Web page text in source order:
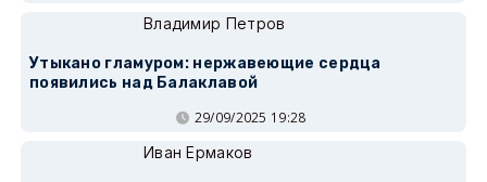
Владимир Петров
Утыкано гламуром: нержавеющие сердца
появились над Балаклавой
29/09/2025 19:28
Иван Ермаков